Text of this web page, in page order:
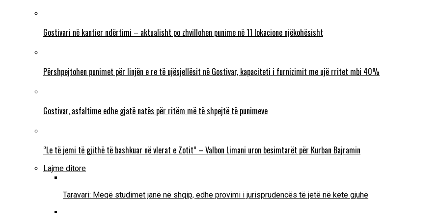
Gostivari në kantier ndërtimi – aktualisht po zhvillohen punime në 11 lokacione njëkohësisht
Përshpejtohen punimet për linjën e re të ujësjellësit në Gostivar, kapaciteti i furnizimit me ujë rritet mbi 40%
Gostivar, asfaltime edhe gjatë natës për ritëm më të shpejtë të punimeve
“Le të jemi të gjithë të bashkuar në vlerat e Zotit” – Valbon Limani uron besimtarët për Kurban Bajramin
Lajme ditore
Taravari: Meqë studimet janë në shqip, edhe provimi i jurisprudencës të jetë në këtë gjuhë